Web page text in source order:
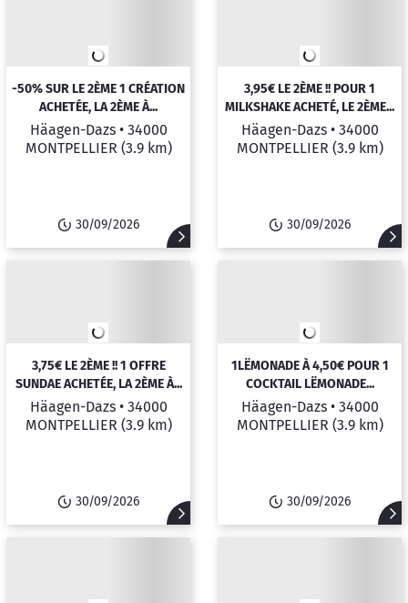
-50% SUR LE 2ÈME 1 CRÉATION
ACHETÉE, LA 2ÈME À...
Häagen-Dazs • 34000
MONTPELLIER (3.9 km)
30/09/2026
3,95€ LE 2ÈME !! POUR 1
MILKSHAKE ACHETÉ, LE 2ÈME...
Häagen-Dazs • 34000
MONTPELLIER (3.9 km)
30/09/2026
3,75€ LE 2ÈME !! 1 OFFRE
SUNDAE ACHETÉE, LA 2ÈME À...
Häagen-Dazs • 34000
MONTPELLIER (3.9 km)
30/09/2026
1LËMONADE À 4,50€ POUR 1
COCKTAIL LËMONADE...
Häagen-Dazs • 34000
MONTPELLIER (3.9 km)
30/09/2026